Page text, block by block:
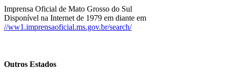
Imprensa Oficial de Mato Grosso do Sul
Disponível na Internet de 1979 em diante em
//ww1.imprensaoficial.ms.gov.br/search/
Outros Estados